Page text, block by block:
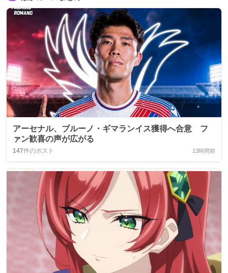
アーセナル、ブルーノ・ギマランイス獲得へ合意 フ
ァン歓喜の声が広がる
147件のポスト 13時間前